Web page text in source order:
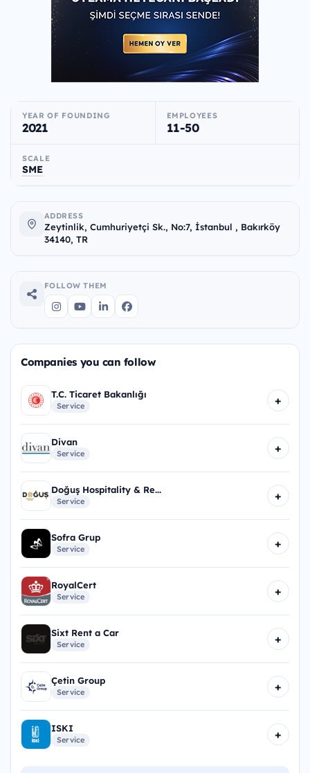
YEAR OF FOUNDING
2021
EMPLOYEES
11-50
SCALE
SME
ADDRESS
Zeytinlik, Cumhuriyetçi Sk., No:7, İstanbul , Bakırköy
34140, TR
FOLLOW THEM
Companies you can follow
T.C. Ticaret Bakanlığı
Service +
Divan
Service +
Doğuş Hospitality & Re...
Service +
Sofra Grup
Service +
RoyalCert
Service +
Sixt Rent a Car
Service +
Çetin Group
Service +
ISKI
Service +